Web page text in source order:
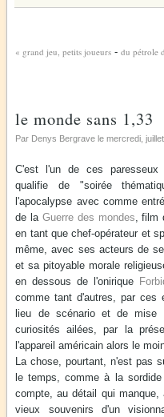
« grand jeu, petits joueurs - du pétrole
le monde sans 1,33
Par Denys Bergrave lemercredi,
C'est l'un de ces paresseux
qualifie de "soirée
l'apocalypse avec comme
de la Guerre des mondes, film
en tant que chef-opérateur et
même, avec ses acteurs de
et sa pitoyable morale
en dessous de l'onirique
comme tant d'autres, par ces
lieu de scénario et de
curiosités ailées, par la
l'appareil américain alors le
La chose, pourtant, n'est pas
le temps, comme à la
compte, au détail qui manque,
vieux souvenirs d'un